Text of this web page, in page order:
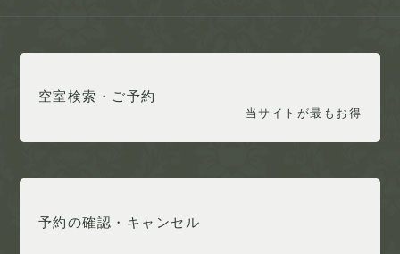
空室検索・ご予約
当サイトが最もお得
予約の確認・キャンセル